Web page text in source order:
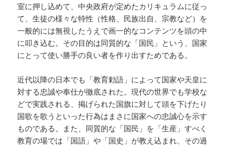
室に押し込めて、中央政府が定めたカリキュラムに従っ
て、生徒の様々な特性（性格、民族出自、宗教など）を
一般的には無視したうえで画一的なコンテンツを頭の中
に叩き込む。その目的は同質的な「国民」という、国家
にとって使い勝手の良い者を作り出すためである。
近代以降の日本でも「教育勅語」によって国家や天皇に
対する忠誠や奉仕が徹底された。現代の世界でも学校な
どで実践される、掲げられた国旗に対して頭を下げたり
国歌を歌うといった行為はまさに国家への忠誠心を示す
ものである。また、同質的な「国民」を「生産」すべく
教育の場では「国語」や「国史」が教え込まれ、その過